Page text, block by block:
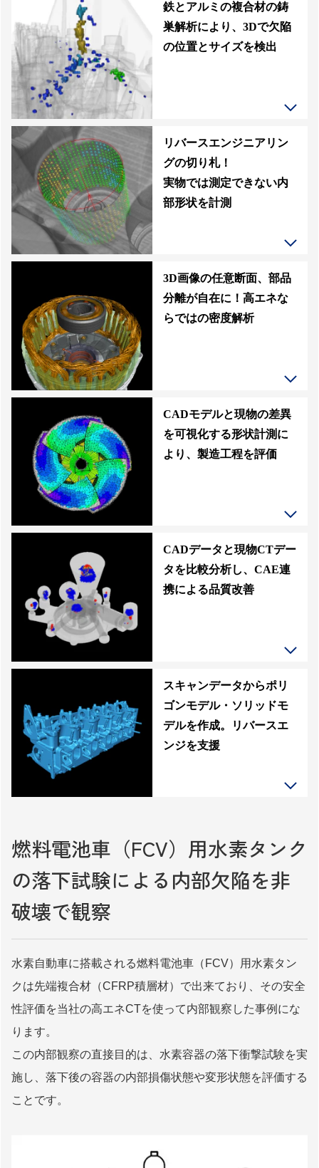
鉄とアルミの複合材の鋳
巣解析により、3Dで欠陥
の位置とサイズを検出
リバースエンジニアリン
グの切り札！
実物では測定できない内
部形状を計測
3D画像の任意断面、部品
分離が自在に！高エネな
らではの密度解析
CADモデルと現物の差異
を可視化する形状計測に
より、製造工程を評価
CADデータと現物CTデー
タを比較分析し、CAE連
携による品質改善
スキャンデータからポリ
ゴンモデル・ソリッドモ
デルを作成。リバースエ
ンジを支援
燃料電池車（FCV）用水素タンク
の落下試験による 内部欠陥を非
破壊で観察
水素自動車に搭載される燃料電池車（FCV）用水素タン
クは先端複合材（CFRP積層材）で出来ており、その安全
性評価を当社の高エネCTを使って内部観察した事例にな
ります。
この内部観察の直接目的は、水素容器の落下衝撃試験を実
施し、落下後の容器の内部損傷状態や変形状態を評価する
ことです。